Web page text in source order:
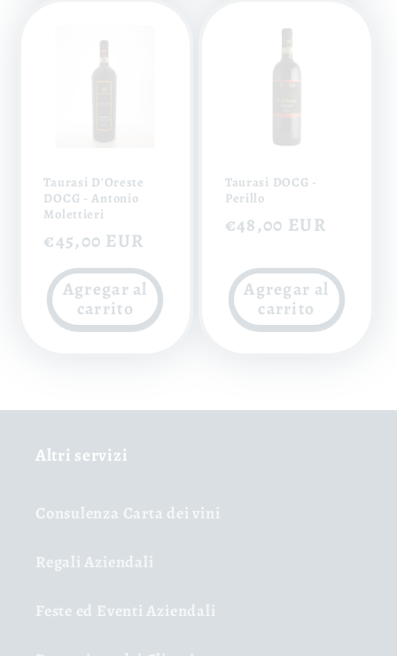
Taurasi D'Oreste
DOCG - Antonio
Molettieri
Precio
habitual
€45,00 EUR
Agregar al
carrito
Taurasi DOCG -
Perillo
Precio
€48,00 EUR
Agregar al
carrito
Altri servizi
Consulenza Carta dei vini
Regali Aziendali
Feste ed Eventi Aziendali